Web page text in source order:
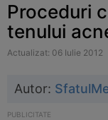
Proceduri
tenului
Actualizat: 06 Iulie 2012
Autor: